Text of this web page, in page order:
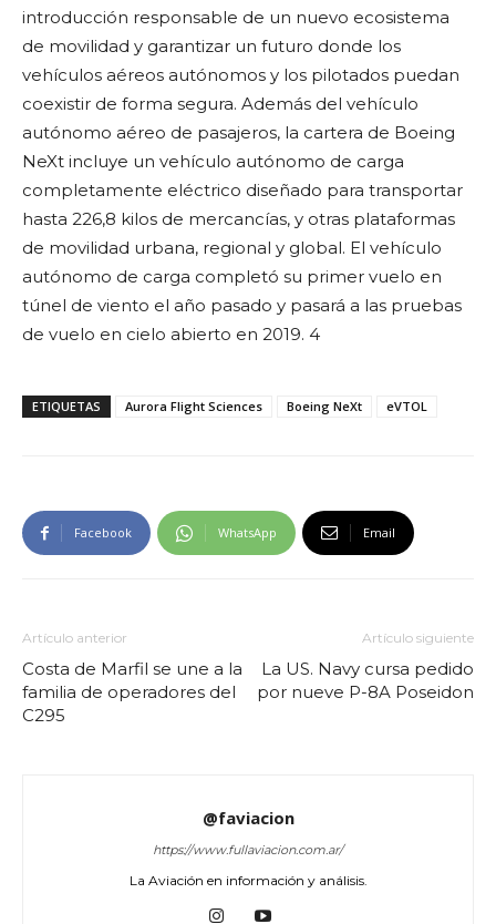
introducción responsable de un nuevo ecosistema
de movilidad y garantizar un futuro donde los
vehículos aéreos autónomos y los pilotados puedan
coexistir de forma segura. Además del vehículo
autónomo aéreo de pasajeros, la cartera de Boeing
NeXt incluye un vehículo autónomo de carga
completamente eléctrico diseñado para transportar
hasta 226,8 kilos de mercancías, y otras plataformas
de movilidad urbana, regional y global. El vehículo
autónomo de carga completó su primer vuelo en
túnel de viento el año pasado y pasará a las pruebas
de vuelo en cielo abierto en 2019. 4
ETIQUETAS Aurora Flight Sciences Boeing NeXt eVTOL
Facebook WhatsApp Email
Artículo anterior
Costa de Marfil se une a la
familia de operadores del
C295
Artículo siguiente
La US. Navy cursa pedido
por nueve P-8A Poseidon
@faviacion
https://www.fullaviacion.com.ar/
La Aviación en información y análisis.